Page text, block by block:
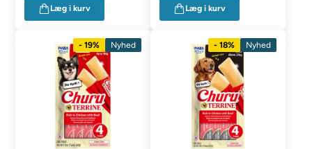
Læg i kurv Læg i kurv
- 19% Nyhed - 18% Nyhed